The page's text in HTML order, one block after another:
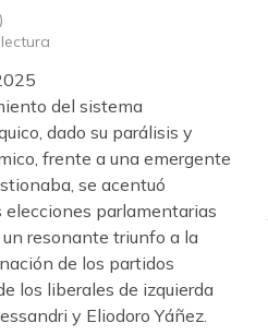
lectura
del sistema
dado su parálisis y
frente a una emergente
se acentuó
parlamentarias
resonante triunfo a la
de los partidos
los liberales de izquierda
y Eliodoro Yáñez.